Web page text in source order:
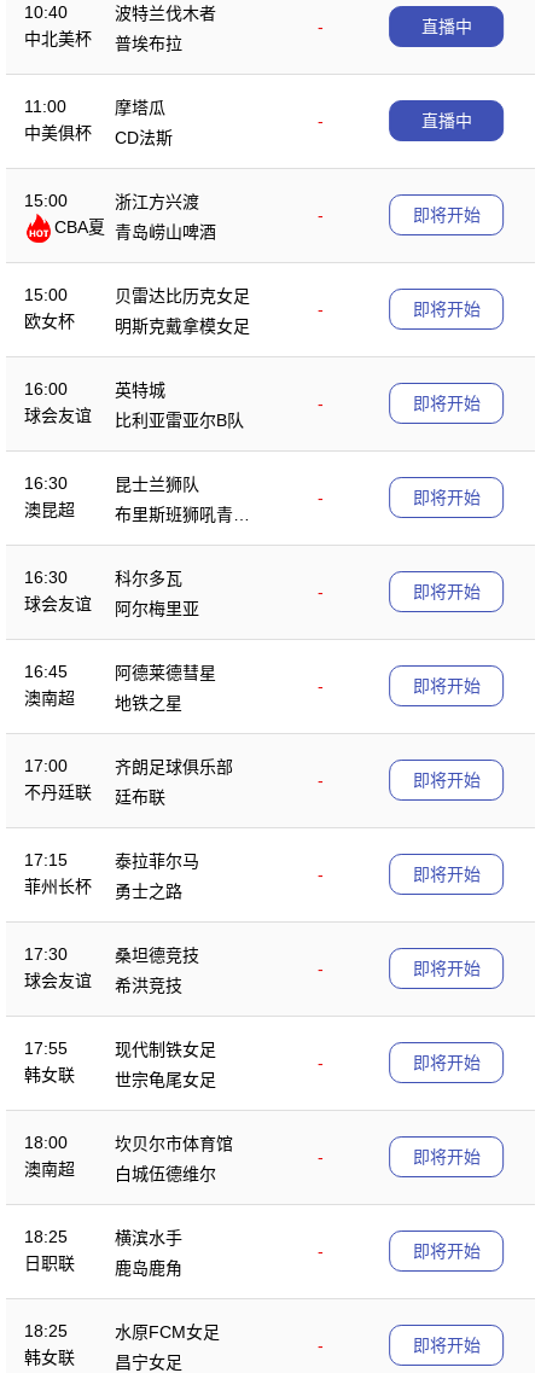
10:40
中北美杯
波特兰伐木者
-
普埃布拉
直播中
11:00
中美俱杯
摩塔瓜
-
CD法斯
直播中
15:00
CBA夏
浙江方兴渡
-
青岛崂山啤酒
即将开始
15:00
欧女杯
贝雷达比历克女足
-
明斯克戴拿模女足
即将开始
16:00
球会友谊
英特城
-
比利亚雷亚尔B队
即将开始
16:30
澳昆超
昆士兰狮队
-
布里斯班狮吼青年
队
即将开始
16:30
球会友谊
科尔多瓦
-
阿尔梅里亚
即将开始
16:45
澳南超
阿德莱德彗星
-
地铁之星
即将开始
17:00
不丹廷联
齐朗足球俱乐部
-
廷布联
即将开始
17:15
菲州长杯
泰拉菲尔马
-
勇士之路
即将开始
17:30
球会友谊
桑坦德竞技
-
希洪竞技
即将开始
17:55
韩女联
现代制铁女足
-
世宗龟尾女足
即将开始
18:00
澳南超
坎贝尔市体育馆
-
白城伍德维尔
即将开始
18:25
日职联
横滨水手
-
鹿岛鹿角
即将开始
18:25
韩女联
水原FCM女足
-
昌宁女足
即将开始